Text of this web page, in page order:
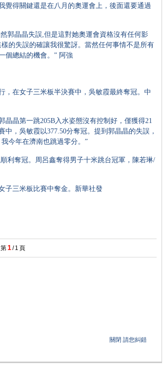
覺得關鍵還是在八月的奧運會上，後面還要通過
晶晶失誤,但是這對她奧運會資格沒有任何影
的失誤的確讓我很驚訝。當然任何事情不是所有
個總結的機會。” 阿強
在女子三米板半決賽中，吳敏霞最終奪冠。中
晶第一跳205B入水姿態沒有控制好，僅獲得21
，吳敏霞以377.50分奪冠。提到郭晶晶的失誤，
今年在濟南也跳過零分。”
奪冠。周呂鑫奪得男子十米跳台冠軍，陳若琳/
三米板比賽中奪金。新華社發
第 1/ 1 頁
關閉 請您糾錯